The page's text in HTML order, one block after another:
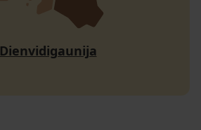
Dienvidigaunija